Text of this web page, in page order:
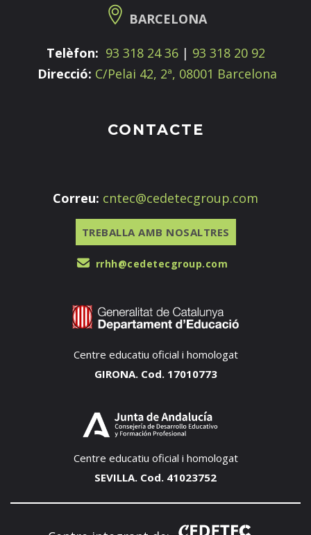
BARCELONA
Telèfon: 93 318 24 36| 93 318 20 92
Direcció: C/Pelai 42, 2ª, 08001 Barcelona
CONTACTE
Correu: cntec@cedetecgroup.com
TREBALLA AMB NOSALTRES
rrhh@cedetecgroup.com
Centre educatiu oficial i homologat
GIRONA. Cod. 17010773
Centre educatiu oficial i homologat
SEVILLA. Cod. 41023752